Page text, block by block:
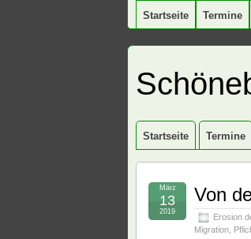
Startseite Termine
Startseite Termine
Von
Erosion
Migration
März
13
2019